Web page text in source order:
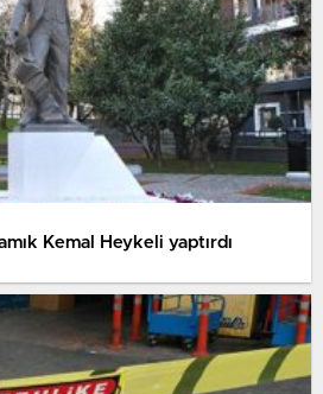
Kemal Heykeli yaptırdı